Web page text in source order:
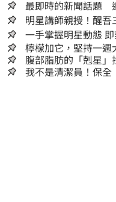
最即時的新聞話題
明星講師親授！醒
一
檸檬加它，堅持一
腹部脂肪的「剋星
囊，瘦出小蠻腰
我不是清潔員！保